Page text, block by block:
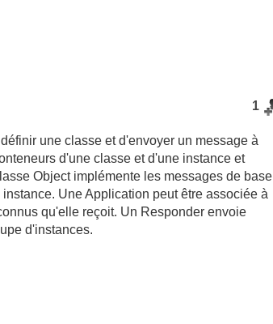
1
une classe et d'envoyer un message à
d'une classe et d'une instance et
Object implémente les messages de base
Une Application peut être associée à
qu'elle reçoit. Un Responder envoie
d'instances.